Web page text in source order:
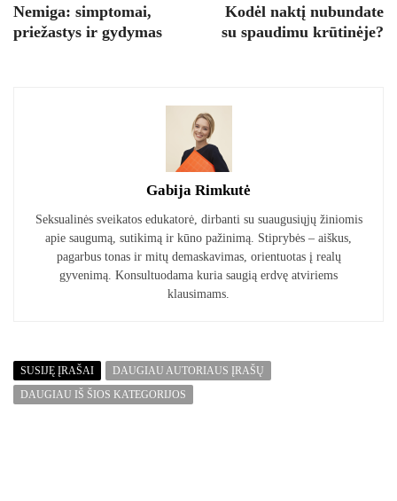
Nemiga: simptomai,
priežastys ir gydymas
Kodėl naktį nubundate
su spaudimu krūtinėje?
Gabija Rimkutė
Seksualinės sveikatos edukatorė, dirbanti su suaugusiųjų žiniomis
apie saugumą, sutikimą ir kūno pažinimą. Stiprybės – aiškus,
pagarbus tonas ir mitų demaskavimas, orientuotas į realų
gyvenimą. Konsultuodama kuria saugią erdvę atviriems
klausimams.
SUSIJĘ ĮRAŠAI
DAUGIAU AUTORIAUS ĮRAŠŲ
DAUGIAU IŠ ŠIOS KATEGORIJOS